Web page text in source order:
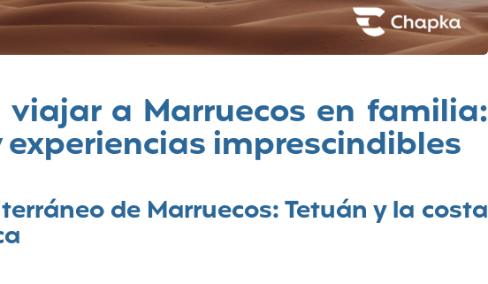
viajar a Marruecos en familia:
imprescindibles
de Marruecos: Tetuán y la costa